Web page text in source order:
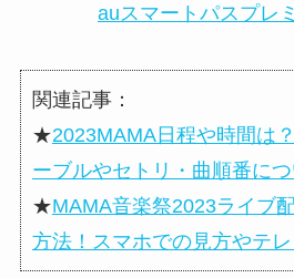
auスマートパスプレ
関連記事：
★2023MAMA日程や時間は
ーブルやセトリ・曲順番に
★MAMA音楽祭2023ライブ
方法！スマホでの見方やテ